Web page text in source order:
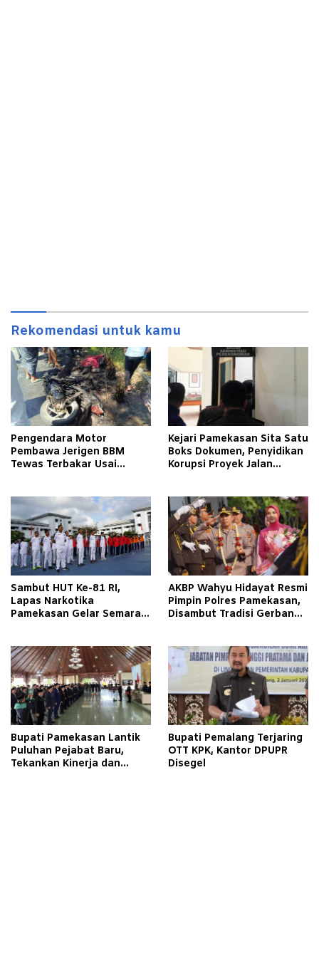
Rekomendasi untuk kamu
Pengendara Motor
Pembawa Jerigen BBM
Tewas Terbakar Usai
Pamekasan
Kejari Pamekasan Sita Satu
Boks Dokumen, Penyidikan
Korupsi Proyek Jalan
Sambut HUT Ke-81 RI,
Lapas Narkotika
Pamekasan Gelar Semarak
AKBP Wahyu Hidayat Resmi
Pimpin Polres Pamekasan,
Disambut Tradisi Gerbang
Bupati Pamekasan Lantik
Puluhan Pejabat Baru,
Tekankan Kinerja dan
Bupati Pemalang Terjaring
OTT KPK, Kantor DPUPR
Disegel